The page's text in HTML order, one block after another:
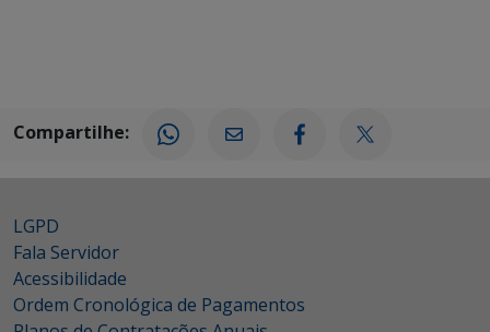
Compartilhe:
LGPD
Fala Servidor
Acessibilidade
Ordem Cronológica de Pagamentos